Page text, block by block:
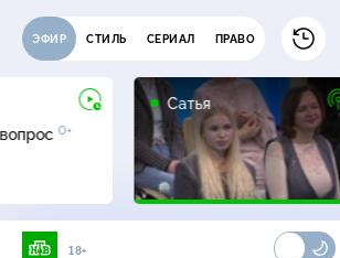
ЭФИР СТИЛЬ СЕРИАЛ ПРАВО
0+
Сатья
16+
18+